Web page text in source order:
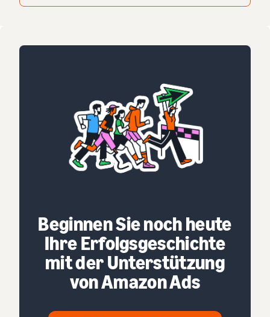
Beginnen Sie noch heute
Ihre Erfolgsgeschichte
mit der Unterstützung
von Amazon Ads